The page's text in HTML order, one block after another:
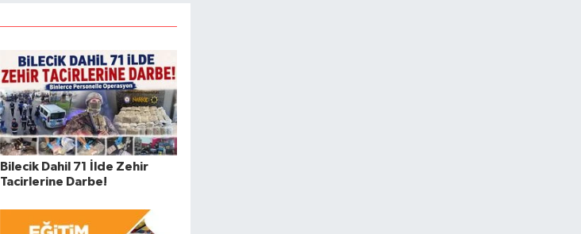
Bilecik Dahil 71 İlde Zehir
Tacirlerine Darbe!